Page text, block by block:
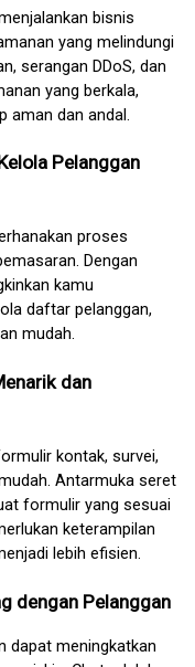
bisnis
yang melindungi
serangan DDoS, dan
yang berkala,
aman dan andal.
Pelanggan
proses
Dengan
kamu
daftar pelanggan,
mudah.
dan
kontak, survei,
Antarmuka seret
formulir yang sesuai
keterampilan
lebih efisien.
dengan Pelanggan
dapat meningkatkan